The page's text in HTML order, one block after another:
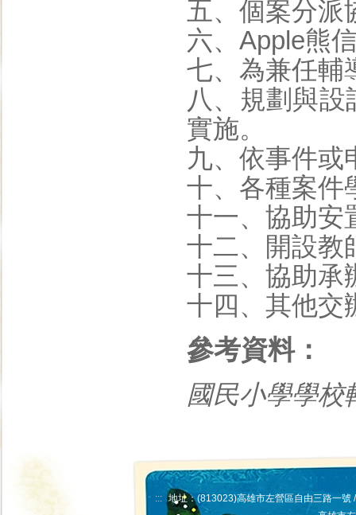
五、個案分派
六、Apple熊
七、為兼任輔
八、規劃與
實施。
九、依事件或
十、各種案件
十一、協助安
十二、開設教
十三、協助承
十四、其他交
參考資料：
國民小學學校
::: 地址：(813023)高雄市左營區自由三路一